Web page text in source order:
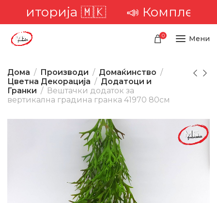
🇲🇰 📣 Комплетна
0 Мени
Дома Производи
Домаќинство
Цветна Декорација
Додатоци и
Гранки
Вештачки додаток за
вертикална градина гранка 41970 80cм